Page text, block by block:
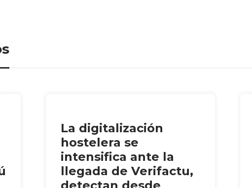
La digitalización
hostelera se
intensifica ante la
llegada de Verifactu,